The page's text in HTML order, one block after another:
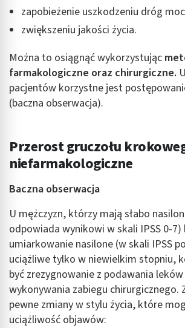
zapobieżenie uszkodzeniu dróg
zwiększeniu jakości życia.
Można to osiągnąć wykorzystując
farmakologiczne oraz chirurgiczne.
pacjentów korzystne jest
(baczna obserwacja).
Przerost gruczołu
niefarmakologiczne
Baczna obserwacja
U mężczyzn, którzy mają słabo
odpowiada wynikowi w skali IPSS 0-7)
umiarkowanie nasilone (w skali IPSS
uciążliwe tylko w niewielkim stopniu,
być zrezygnowanie z podawania
wykonywania zabiegu chirurgicznego.
pewne zmiany w stylu życia, które
uciążliwość objawów: